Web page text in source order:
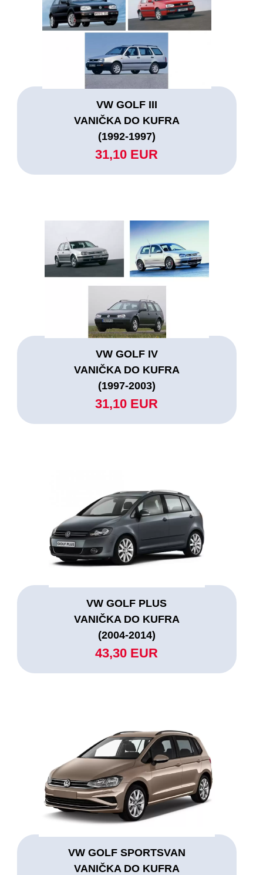
VW GOLF III
VANIČKA DO KUFRA
(1992-1997)
31,10 EUR
VW GOLF IV
VANIČKA DO KUFRA
(1997-2003)
31,10 EUR
VW GOLF PLUS
VANIČKA DO KUFRA
(2004-2014)
43,30 EUR
VW GOLF SPORTSVAN
VANIČKA DO KUFRA